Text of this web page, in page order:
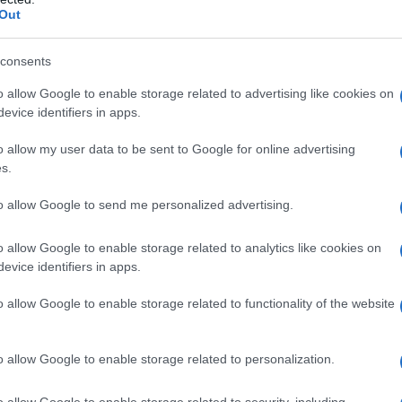
allow Google to enable storage related to advertising like cookies on
identifiers in apps.
allow my user data to be sent to Google for online advertising
allow Google to send me personalized advertising.
allow Google to enable storage related to analytics like cookies on
identifiers in apps.
allow Google to enable storage related to functionality of the website
allow Google to enable storage related to personalization.
più a lungo uno stato di salute ottimale.
costosi, generando benefici non solo
sistema sanitario.
di salute, ricevere informazioni utili e
gli screening sono facilmente accessibili
favorendo l’inclusione e la parità
investire nel futuro di Badesi,
informata e attenta al benessere
dei cittadini è fondamentale per il